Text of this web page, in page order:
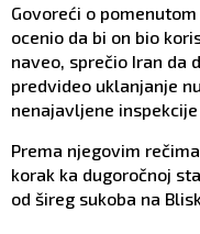
Govoreći o
ocenio da bi on bio
naveo, sprečio Iran da
predvideo uklanjanje
nenajavljene
Prema njegovim
korak ka dugoročnoj
od šireg sukoba na